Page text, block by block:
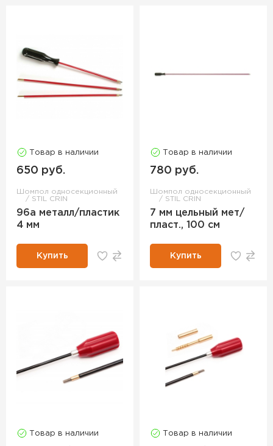
Товар в наличии
650 руб.
Шомпол односекционный
STIL CRIN
96a металл/пластик
4 мм
Купить
Товар в наличии
780 руб.
Шомпол односекционный
STIL CRIN
7 мм цельный мет/
пласт., 100 см
Купить
Товар в наличии Товар в наличии